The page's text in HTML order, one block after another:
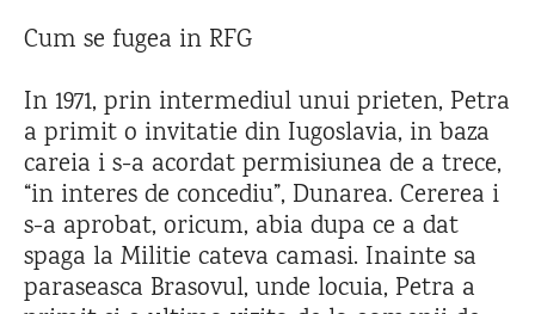
Cum se fugea in RFG
In 1971, prin intermediul unui prieten, Petra
a primit o invitatie din Iugoslavia, in baza
careia i s-a acordat permisiunea de a trece,
“in interes de concediu”, Dunarea. Cererea i
s-a aprobat, oricum, abia dupa ce a dat
spaga la Militie cateva camasi. Inainte sa
paraseasca Brasovul, unde locuia, Petra a